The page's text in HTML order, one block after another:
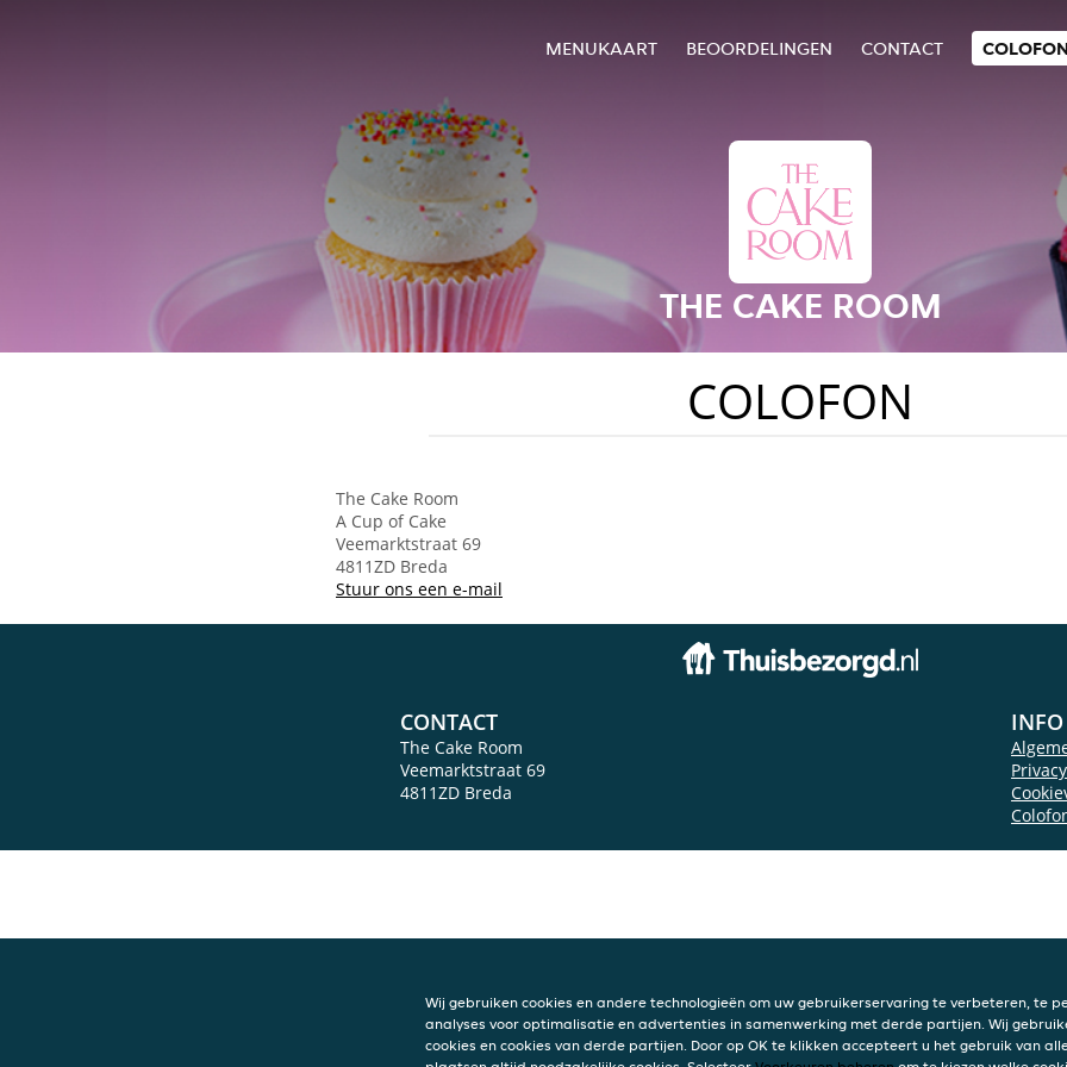
MENUKAART BEOORDELINGEN CONTACT
THE CAKE ROOM
COLOFON
The Cake Room
A Cup of Cake
Veemarktstraat 69
4811ZD Breda
Stuur ons een e-mail
CONTACT
The Cake Room
Veemarktstraat 69
4811ZD Breda
INFO
Wij gebruiken cookies en andere technologieën om uw gebruikerservaring te verbeteren, te
analyses voor optimalisatie en advertenties in samenwerking met derde partijen. Wij
cookies en cookies van derde partijen. Door op OK te klikken accepteert u het gebruik van